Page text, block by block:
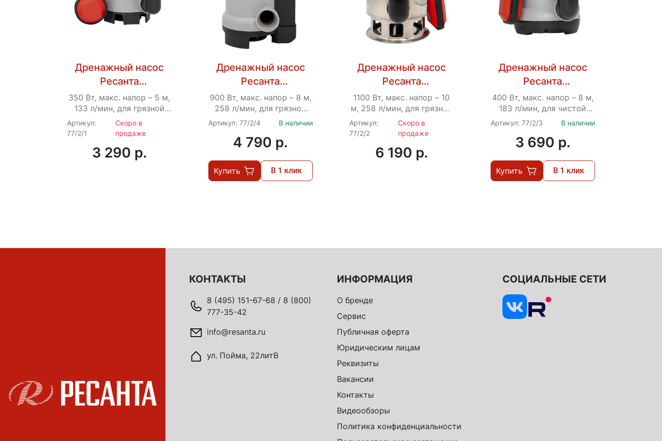
Дренажный насос
Ресанта
НД-8000П/35
350 Вт, макс. напор – 5 м,
133 л/мин, для грязной
воды, диаметр
пропускаемых частиц –
35 мм, 1.25“
Артикул:
77/2/1
Скоро в
продаже
3 290 p.
Дренажный насос
Ресанта
НД-15500П/35B
900 Вт, макс. напор – 8 м,
258 л/мин, для грязной
воды, диаметр
пропускаемых частиц –
35 мм,...
Артикул: 77/2/4 В наличии
4 790 p.
Купить В 1 клик
Дренажный насос
Ресанта
НД-15500Н/35
1100 Вт, макс. напор – 10
м, 258 л/мин, для грязной
воды, диаметр
пропускаемых частиц –
35 мм,...
Артикул:
77/2/2
Скоро в
продаже
6 190 p.
Дренажный насос
Ресанта
НД-11000П/5
400 Вт, макс. напор – 8 м,
183 л/мин, для чистой
воды, диаметр
пропускаемых частиц – 5
мм, 1.5“
Артикул: 77/2/3 В наличии
3 690 p.
Купить В 1 клик
КОНТАКТЫ
8 (495) 151-67-68 / 8 (800)
777-35-42
info@resanta.ru
ул. Пойма, 22литВ
ИНФОРМАЦИЯ
О бренде
Сервис
Публичная оферта
Юридическим лицам
Реквизиты
Вакансии
Контакты
Видеообзоры
Политика конфиденциальности
СОЦИАЛЬНЫЕ СЕТИ